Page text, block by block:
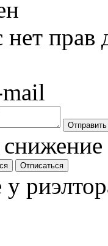
прав